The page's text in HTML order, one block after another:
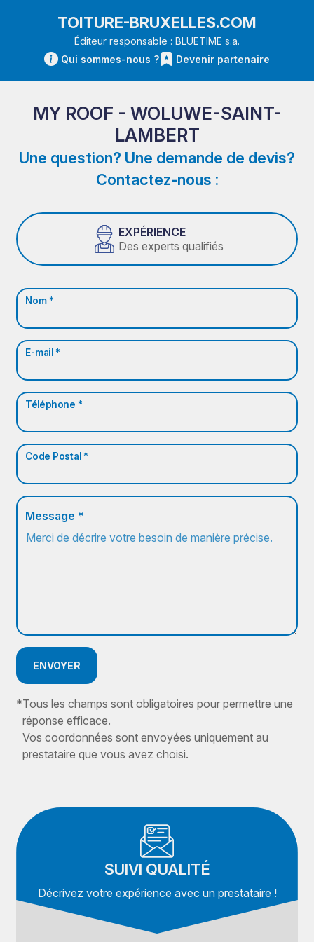
TOITURE-BRUXELLES.COM
Éditeur responsable : BLUETIME s.a.
Qui sommes-nous ?
Devenir partenaire
MY ROOF - WOLUWE-SAINT-
LAMBERT
Une question? Une demande de devis?
Contactez-nous :
EXPÉRIENCE
Des experts qualifiés
Nom *
E-mail *
Téléphone *
Code Postal *
Message *
ENVOYER
*Tous les champs sont obligatoires pour permettre une
réponse efficace.
Vos coordonnées sont envoyées uniquement au
prestataire que vous avez choisi.
SUIVI QUALITÉ
Décrivez votre expérience avec un prestataire !